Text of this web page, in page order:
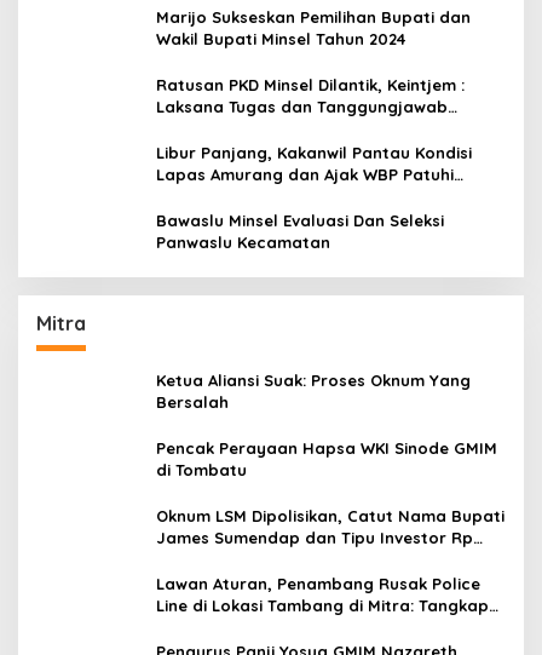
Marijo Sukseskan Pemilihan Bupati dan
Wakil Bupati Minsel Tahun 2024
Ratusan PKD Minsel Dilantik, Keintjem :
Laksana Tugas dan Tanggungjawab
Libur Panjang, Kakanwil Pantau Kondisi
Lapas Amurang dan Ajak WBP Patuhi
Bawaslu Minsel Evaluasi Dan Seleksi
Panwaslu Kecamatan
Mitra
Ketua Aliansi Suak: Proses Oknum Yang
Bersalah
Pencak Perayaan Hapsa WKI Sinode GMIM
di Tombatu
Oknum LSM Dipolisikan, Catut Nama Bupati
James Sumendap dan Tipu Investor Rp
Lawan Aturan, Penambang Rusak Police
Line di Lokasi Tambang di Mitra: Tangkap